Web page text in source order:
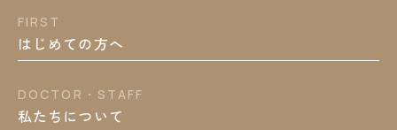
FIRST
はじめての方へ
DOCTOR・STAFF
私たちについて